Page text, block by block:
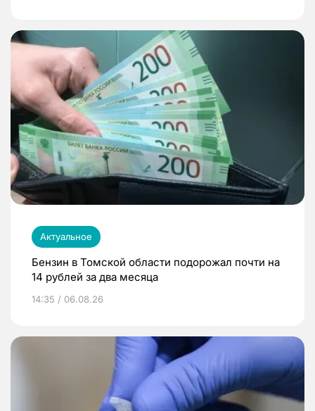
Актуальное
Бензин в Томской области подорожал почти на
14 рублей за два месяца
14:35 / 06.08.26